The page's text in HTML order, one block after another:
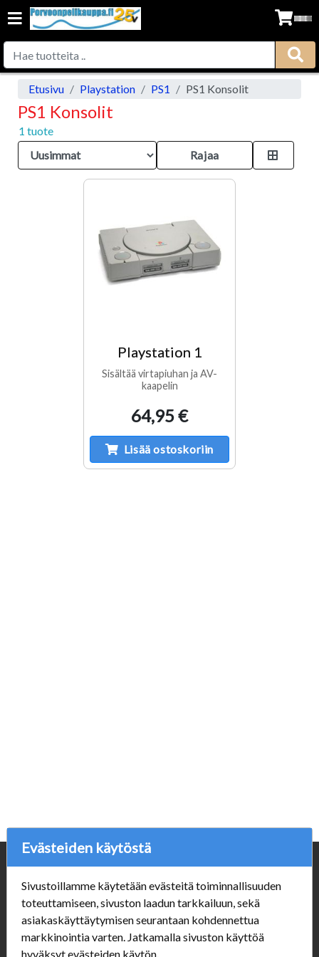
Etusivu Playstation PS1 PS1 Konsolit
PS1 Konsolit
1 tuote
Rajaa
Playstation 1
Sisältää virtapiuhan ja AV-
kaapelin
64,95 €
Lisää ostoskoriin
Porvoonpelikauppa.fi
Y-tunnus: 1550914-1
Asiakaspalvelu
Evästeiden käytöstä
Sivustoillamme käytetään evästeitä toiminnallisuuden
toteuttamiseen, sivuston laadun tarkkailuun, sekä
asiakaskäyttäytymisen seurantaan kohdennettua
markkinointia varten. Jatkamalla sivuston käyttöä
hyväksyt evästeiden käytön.